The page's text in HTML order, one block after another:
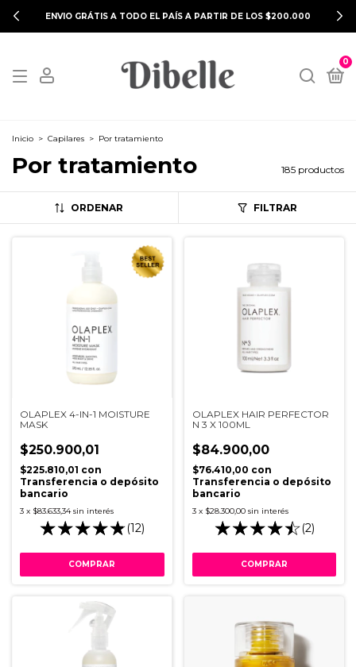
ENVIO GRÁTIS A TODO EL PAÍS A PARTIR DE LOS $200.000
0
Inicio > Capilares > Por tratamiento
Por tratamiento 185 productos
ORDENAR FILTRAR
OLAPLEX 4-IN-1 MOISTURE
MASK
$250.900,01
$225.810,01 con
Transferencia o depósito
bancario
3 x $83.633,34 sin interés
(12)
OLAPLEX HAIR PERFECTOR
N 3 X 100ML
$84.900,00
$76.410,00 con
Transferencia o depósito
bancario
3 x $28.300,00 sin interés
(2)